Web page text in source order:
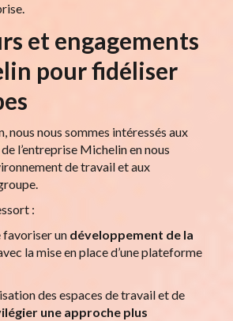
et engagements
pour fidéliser
nous nous sommes intéressés aux
l’entreprise Michelin en nous
de travail et aux
:
un développement de la
la mise en place d’une plateforme
des espaces de travail et de
une approche plus